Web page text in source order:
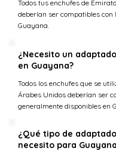
Todos tus enchufes de
deberían ser compatibles con
Guayana.
¿Necesito un
en Guayana?
Todos los enchufes que se
Árabes Unidos deberían ser
generalmente disponibles en
¿Qué tipo de
necesito para